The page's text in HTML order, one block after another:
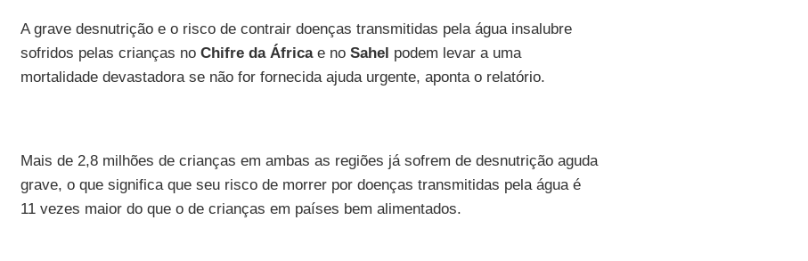
A grave desnutrição e o risco de contrair doenças transmitidas pela água insalubre
sofridos pelas crianças no Chifre da Áfricae no Sahel podem levar a uma
mortalidade devastadora se não for fornecida ajuda urgente, aponta o relatório.
Mais de 2,8 milhões de crianças em ambas as regiões já sofrem de desnutrição aguda
grave, o que significa que seu risco de morrer por doenças transmitidas pela água é
11 vezes maior do que o de crianças em países bem alimentados.